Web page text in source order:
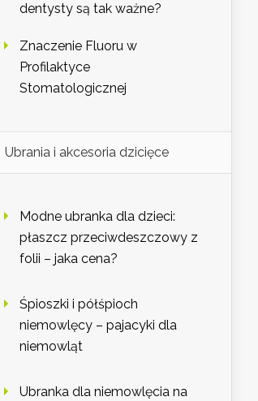
dentysty są tak ważne?
Znaczenie Fluoru w
Profilaktyce
Stomatologicznej
Ubrania i akcesoria dzicięce
Modne ubranka dla dzieci:
płaszcz przeciwdeszczowy z
folii – jaka cena?
Śpioszki i półśpioch
niemowlęcy – pajacyki dla
niemowląt
Ubranka dla niemowlęcia na